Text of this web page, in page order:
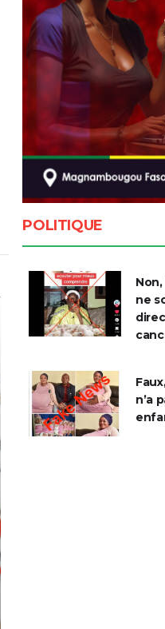
POLITIQUE
ne
n’a